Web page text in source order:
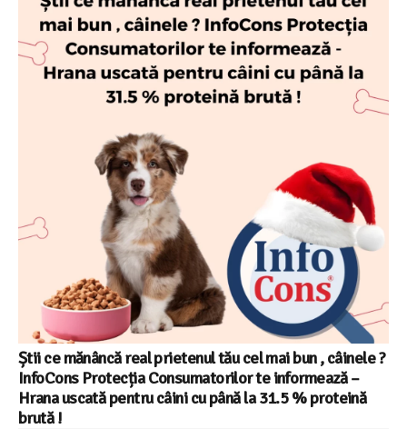
Știi ce mănâncă real prietenul tău cel mai bun , câinele ?
InfoCons Protecția Consumatorilor te informează –
Hrana uscată pentru câini cu până la 31.5 % proteină
brută !